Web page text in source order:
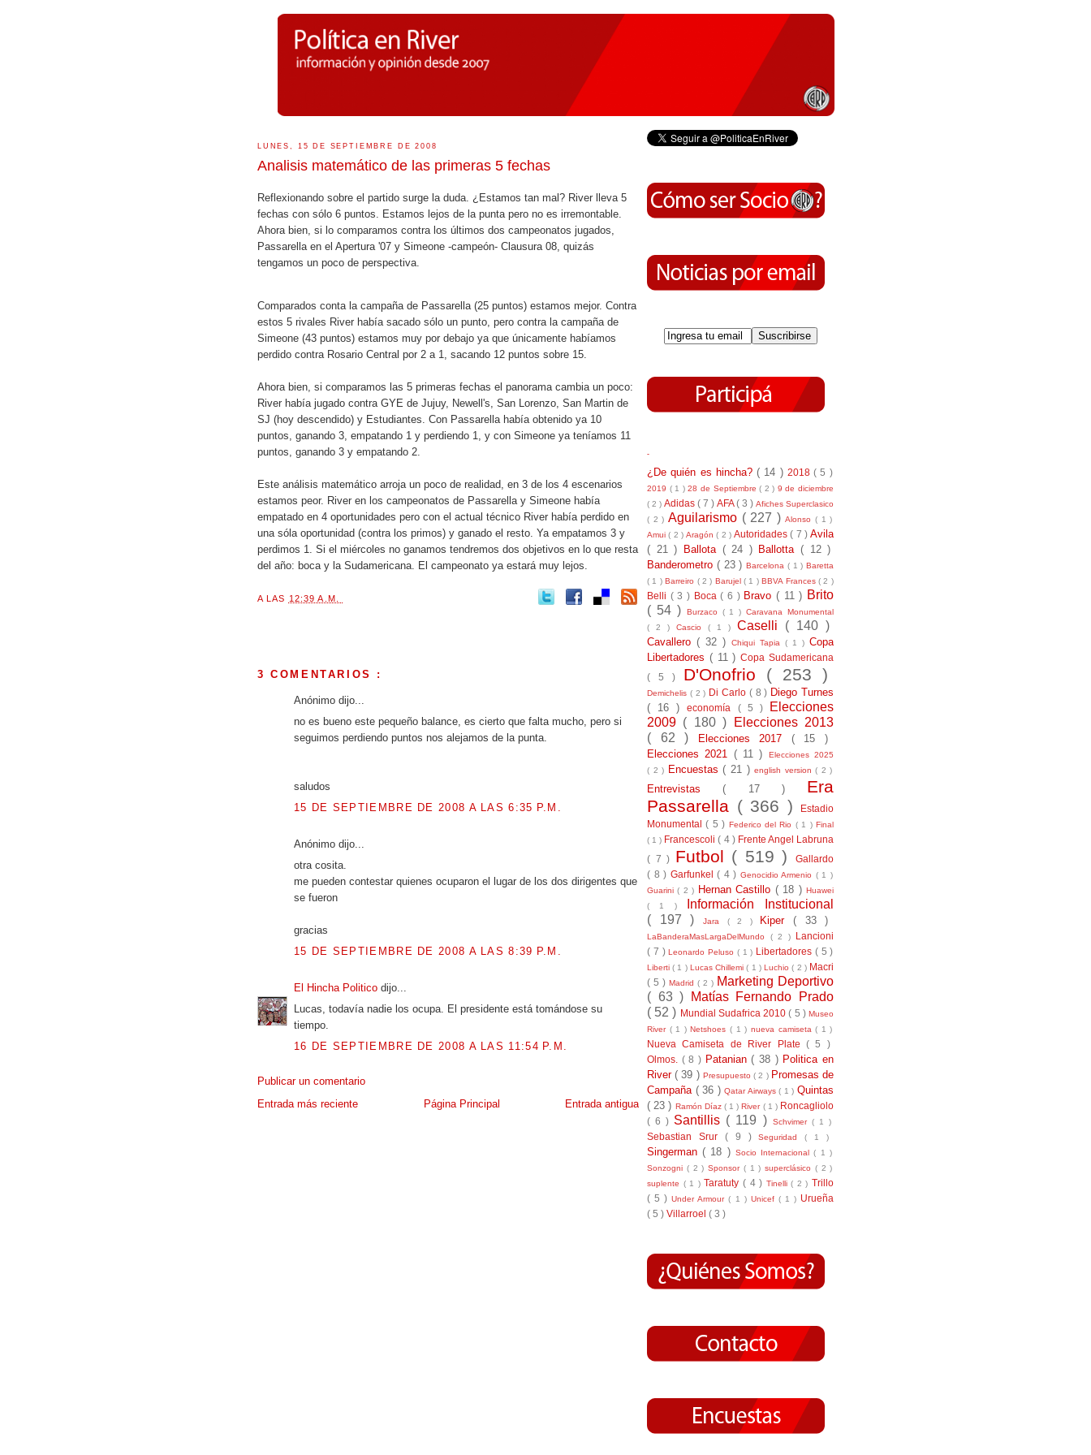
LUNES, 15 DE SEPTIEMBRE DE 2008
Analisis matemático de las primeras 5 fechas
Reflexionando sobre el partido surge la duda. ¿Estamos tan mal? River lleva 5
fechas con sólo 6 puntos. Estamos lejos de la punta pero no es irremontable.
Ahora bien, si lo comparamos contra los últimos dos campeonatos jugados,
Passarella en el Apertura '07 y Simeone -campeón- Clausura 08, quizás
tengamos un poco de perspectiva.
Comparados conta la campaña de Passarella (25 puntos) estamos mejor. Contra
estos 5 rivales River había sacado sólo un punto, pero contra la campaña de
Simeone (43 puntos) estamos muy por debajo ya que únicamente habíamos
perdido contra Rosario Central por 2 a 1, sacando 12 puntos sobre 15.
Ahora bien, si comparamos las 5 primeras fechas el panorama cambia un poco:
River había jugado contra GYE de Jujuy, Newell's, San Lorenzo, San Martin de
SJ (hoy descendido) y Estudiantes. Con Passarella había obtenido ya 10
puntos, ganando 3, empatando 1 y perdiendo 1, y con Simeone ya teníamos 11
puntos, ganando 3 y empatando 2.
Este análisis matemático arroja un poco de realidad, en 3 de los 4 escenarios
estamos peor. River en los campeonatos de Passarella y Simeone había
empatado en 4 oportunidades pero con el actual técnico River había perdido en
una sóla oportunidad (contra los primos) y ganado el resto. Ya empatamos 3 y
perdimos 1. Si el miércoles no ganamos tendremos dos objetivos en lo que resta
del año: boca y la Sudamericana. El campeonato ya estará muy lejos.
A LAS 12:39 A.M.
3 COMENTARIOS :
Anónimo dijo...
no es bueno este pequeño balance, es cierto que falta mucho, pero si
seguimos perdiendo puntos nos alejamos de la punta.
saludos
15 DE SEPTIEMBRE DE 2008 A LAS 6:35 P.M.
Anónimo dijo...
otra cosita.
me pueden contestar quienes ocuparon el lugar de los dos dirigentes que
se fueron
gracias
15 DE SEPTIEMBRE DE 2008 A LAS 8:39 P.M.
El Hincha Politico dijo...
Lucas, todavía nadie los ocupa. El presidente está tomándose su
tiempo.
16 DE SEPTIEMBRE DE 2008 A LAS 11:54 P.M.
Publicar un comentario
Entrada más reciente
Entrada antigua
Página Principal
-
¿De quién es hincha?( 14 ) 2018( 5 )
2019 ( 1 )28 de Septiembre( 2 ) 9 de diciembre
( 2 ) Adidas ( 7 ) AFA( 3 ) Afiches Superclasico
( 2 ) Aguilarismo ( 227 )Alonso( 1 )
Amui( 2 ) Aragón( 2 ) Autoridades( 7 ) Avila
( 21 )
Ballota ( 24 ) Ballotta( 12 )
Banderometro ( 23 ) Barcelona ( 1 ) Baretta
( 1 )Barreiro ( 2 ) Barujel ( 1 )BBVA Frances ( 2 )
Belli ( 3 ) Boca( 6 ) Bravo( 11 ) Brito
( 54 )
Burzaco ( 1 )Caravana Monumental
( 2 ) Cascio ( 1 ) Caselli ( 140 )
Cavallero ( 32 ) Chiqui Tapia ( 1 ) Copa
Libertadores ( 11 )Copa Sudamericana
( 5 ) D'Onofrio ( 253 )
Demichelis ( 2 ) Di Carlo ( 8 ) Diego Turnes
( 16 )economía ( 5 )
Elecciones
2009 ( 180 )
Elecciones 2013
( 62 )
Elecciones 2017 ( 15 )
Elecciones 2021 ( 11 )
Elecciones 2025
( 2 )
Encuestas( 21 )english version( 2 )
Entrevistas( 17 ) Era
Passarella ( 366 )
Estadio
Monumental( 5 ) Federico del Rio ( 1 )Final
( 1 ) Francescoli( 4 ) Frente Angel Labruna
( 7 ) Futbol ( 519 )Gallardo
( 8 ) Garfunkel ( 4 ) Genocidio Armenio ( 1 )
Guarini( 2 ) Hernan Castillo ( 18 )Huawei
( 1 )
Información Institucional
( 197 )
Jara ( 2 ) Kiper( 33 )
LaBanderaMasLargaDelMundo ( 2 ) Lancioni
( 7 )Leonardo Peluso ( 1 ) Libertadores ( 5 )
Liberti( 1 ) Lucas Chillemi( 1 )Luchio( 2 ) Macri
( 5 ) Madrid ( 2 ) Marketing Deportivo
( 63 )
Matías Fernando Prado
( 52 ) Mundial Sudafrica 2010( 5 )Museo
River ( 1 )Netshoes( 1 ) nueva camiseta( 1 )
Nueva Camiseta de River Plate ( 5 )
Olmos. ( 8 ) Patanian( 38 ) Politica en
River( 39 ) Presupuesto( 2 ) Promesas de
Campaña ( 36 )Qatar Airways( 1 )Quintas
( 23 ) Ramón Díaz ( 1 )River ( 1 ) Roncagliolo
( 6 ) Santillis ( 119 ) Schvimer ( 1 )
Sebastian Srur ( 9 )Seguridad( 1 )
Singerman( 18 ) Socio Internacional( 1 )
Sonzogni ( 2 ) Sponsor ( 1 ) superclásico ( 2 )
suplente ( 1 ) Taratuty ( 4 ) Tinelli( 2 ) Trillo
( 5 )Under Armour( 1 ) Unicef ( 1 ) Urueña
( 5 ) Villarroel ( 3 )